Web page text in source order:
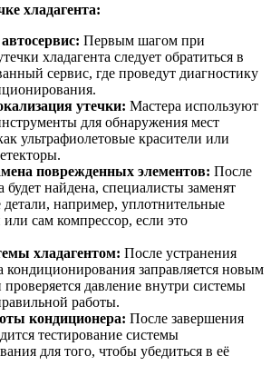
хладагента:
Первым шагом при
хладагента следует обратиться в
сервис, где проведут диагностику
утечки: Мастера используют
для обнаружения мест
ультрафиолетовые красители или
поврежденных элементов: После
будет найдена, специалисты заменят
например, уплотнительные
или сам компрессор, если это
хладагентом: После устранения
кондиционирования заправляется новым
проверяется давление внутри системы
работы.
кондиционера: После завершения
тестирование системы
для того, чтобы убедиться в её